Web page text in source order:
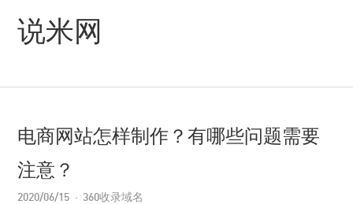
说米网
电商网站怎样制作？有哪些问题需要
注意？
2020/06/15 360收录域名